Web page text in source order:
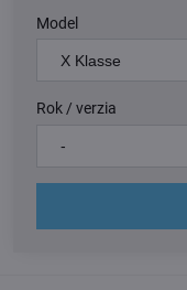
Model
Rok / verzia